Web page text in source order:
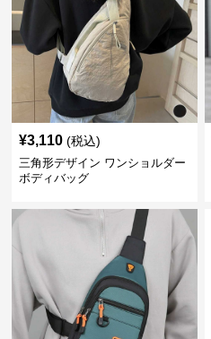
¥3,110 (税込)
三角形デザイン ワンショルダー
ボディバッグ